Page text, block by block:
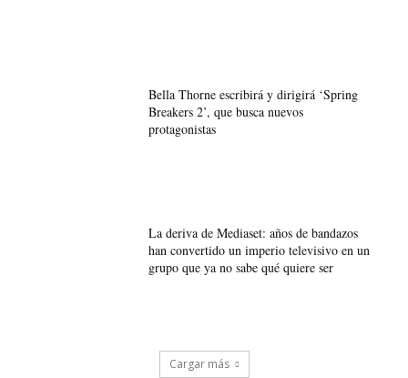
Bella Thorne escribirá y dirigirá ‘Spring
Breakers 2’, que busca nuevos
protagonistas
La deriva de Mediaset: años de bandazos
han convertido un imperio televisivo en un
grupo que ya no sabe qué quiere ser
Cargar más